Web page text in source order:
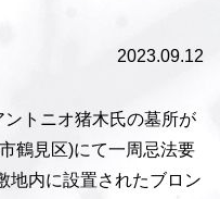
2023.09.12
トニオ猪木氏の墓所が
鶴見区)にて一周忌法要
地内に設置されたブロン